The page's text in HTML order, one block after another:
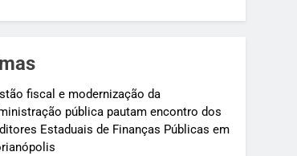
fiscal e modernização da
pública pautam encontro dos
Estaduais de Finanças Públicas em